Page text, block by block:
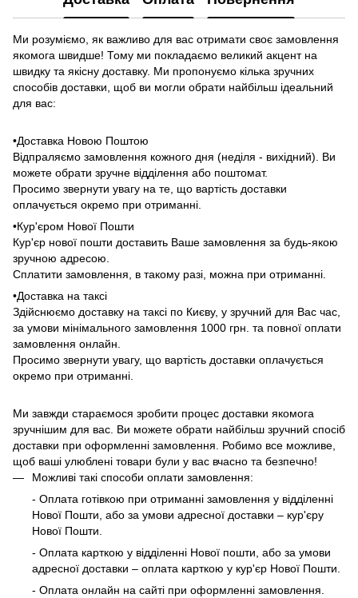
Ми розуміємо, як важливо для вас отримати своє замовлення
якомога швидше! Тому ми покладаємо великий акцент на
швидку та якісну доставку. Ми пропонуємо кілька зручних
способів доставки, щоб ви могли обрати найбільш ідеальний
для вас:
•Доставка Новою Поштою
Відпраляємо замовлення кожного дня (неділя - вихідний). Ви
можете обрати зручне відділення або поштомат.
Просимо звернути увагу на те, що вартість доставки
оплачується окремо при отриманні.
•Кур'єром Нової Пошти
Кур'єр нової пошти доставить Ваше замовлення за будь-якою
зручною адресою.
Сплатити замовлення, в такому разі, можна при отриманні.
•Доставка на таксі
Здійснюємо доставку на таксі по Києву, у зручний для Вас час,
за умови мінімального замовлення 1000 грн. та повної оплати
замовлення онлайн.
Просимо звернути увагу, що вартість доставки оплачується
окремо при отриманні.
Ми завжди стараємося зробити процес доставки якомога
зручнішим для вас. Ви можете обрати найбільш зручний спосіб
доставки при оформленні замовлення. Робимо все можливе,
щоб ваші улюблені товари були у вас вчасно та безпечно!
Можливі такі способи оплати замовлення:
- Оплата готівкою при отриманні замовлення у відділенні
Нової Пошти, або за умови адресної доставки – кур'єру
Нової Пошти.
- Оплата карткою у відділенні Нової пошти, або за умови
адресної доставки – оплата карткою у кур'єр Нової Пошти.
- Оплата онлайн на сайті при оформленні замовлення.